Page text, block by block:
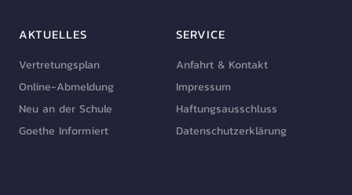
AKTUELLES
Vertretungsplan
Online-Abmeldung
Neu an der Schule
Goethe Informiert
SERVICE
Anfahrt & Kontakt
Impressum
Haftungsausschluss
Datenschutzerklärung